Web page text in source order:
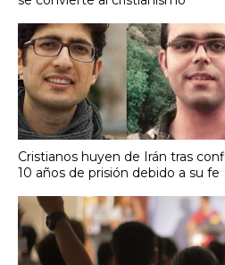
Cristianos huyen de Irán tras
10 años de prisión debido a su fe